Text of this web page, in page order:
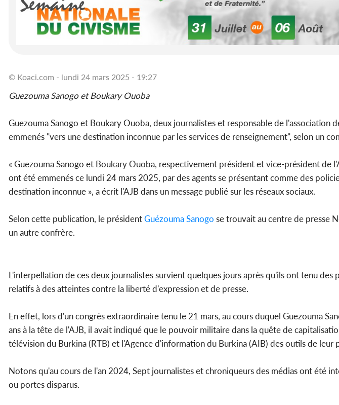
© Koaci.com - lundi 24 mars 2025 - 19:27
Guezouma Sanogo et Boukary Ouoba
Guezouma Sanogo et Boukary Ouoba, deux journalistes et responsable de l'association
emmenés "vers une destination inconnue par les services de renseignement", selon un
« Guezouma Sanogo et Boukary Ouoba, respectivement président et vice-président de
ont été emmenés ce lundi 24 mars 2025, par des agents se présentant comme des
destination inconnue », a écrit l'AJB dans un message publié sur les réseaux sociaux.
Selon cette publication, le présidentGuézouma Sanogo se trouvait au centre de presse
un autre confrère.
L'interpellation de ces deux journalistes survient quelques jours après qu'ils ont tenu
relatifs à des atteintes contre la liberté d'expression et de presse.
En effet, lors d'un congrès extraordinaire tenu le 21 mars, au cours duquel Guezouma
ans à la tête de l'AJB, il avait indiqué que le pouvoir militaire dans la quête de
télévision du Burkina (RTB) et l'Agence d'information du Burkina (AIB) des outils de leur
Notons qu'au cours de l'an 2024, Sept journalistes et chroniqueurs des médias ont été
ou portes disparus.